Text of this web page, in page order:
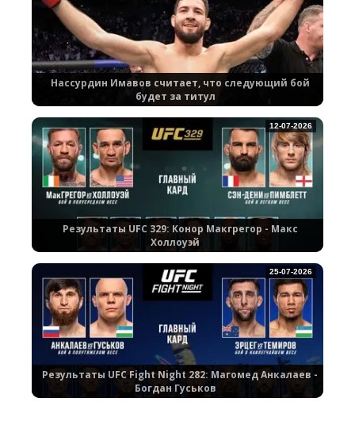
Нассурдин Имавов считает, что следующий бой
будет за титул
Результаты UFC 329: Конор Макгрегор - Макс
Холлоуэй
12-07-2026
Результаты UFC Fight Night 282: Магомед Анкалаев -
Богдан Гуськов
25-07-2026